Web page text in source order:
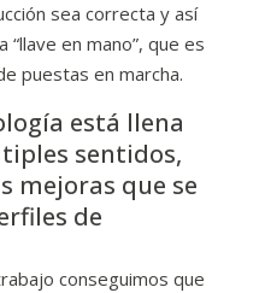
sea correcta y así
en mano”, que es
puestas en marcha.
está llena
sentidos,
mejoras que se
de
conseguimos que